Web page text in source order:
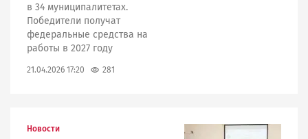
в 34 муниципалитетах.
Победители получат
федеральные средства на
работы в 2027 году
21.04.2026 17:20 281
Новости Image